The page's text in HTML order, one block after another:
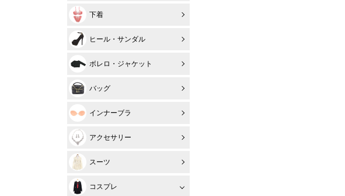
下着
ヒール・サンダル
ボレロ・ジャケット
バッグ
インナーブラ
アクセサリー
スーツ
コスプレ